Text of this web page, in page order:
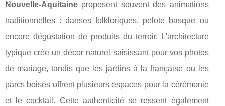
Nouvelle-Aquitaine proposent souvent des animations
traditionnelles : danses folkloriques, pelote basque ou
encore dégustation de produits du terroir. L'architecture
typique crée un décor naturel saisissant pour vos photos
de mariage, tandis que les jardins à la française ou les
parcs boisés offrent plusieurs espaces pour la cérémonie
et le cocktail. Cette authenticité se ressent également